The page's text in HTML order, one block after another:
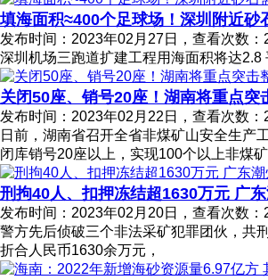
填海面积≈400个足球场！深圳附近砂
发布时间：2023年02月27日，查看次数：
深圳机场三跑道扩建工程用海面积将达2.8
关闭50座、销号20座！湖南将重点
发布时间：2023年02月22日，查看次数：
日前，湖南省召开全省非煤矿山安全生产
闭库销号20座以上，实现100个以上非煤
刑拘40人、扣押冻结超1630万元 广
发布时间：2023年02月20日，查看次数：
警方先后侦破三个非法采矿犯罪团伙，共
折合人民币1630余万元，